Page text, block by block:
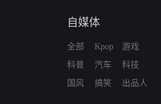
自媒体
全部
科普
国风
Kpop
汽车
搞笑
游戏
科技
出品人